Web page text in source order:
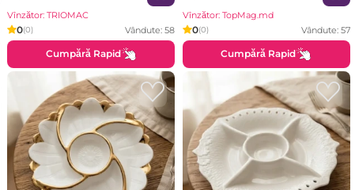
Vînzător: TRIOMAC
0(0) Vândute: 58
Cumpără Rapid
Vînzător: TopMag.md
0(0) Vândute: 57
Cumpără Rapid